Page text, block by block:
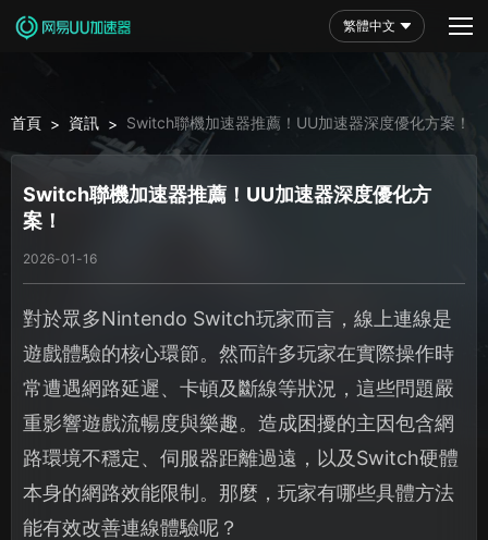
繁體中文
首頁 > 資訊 > Switch聯機加速器推薦！UU加速器深度優化方案！
Switch聯機加速器推薦！UU加速器深度優化方
案！
2026-01-16
對於眾多Nintendo Switch玩家而言，線上連線是
遊戲體驗的核心環節。然而許多玩家在實際操作時
常遭遇網路延遲、卡頓及斷線等狀況，這些問題嚴
重影響遊戲流暢度與樂趣。造成困擾的主因包含網
路環境不穩定、伺服器距離過遠，以及Switch硬體
本身的網路效能限制。那麼，玩家有哪些具體方法
能有效改善連線體驗呢？